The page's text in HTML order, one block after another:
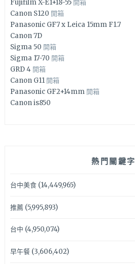
Fujifilm X-E1+18-55 開箱
Canon S120 開箱
Panasonic GF7 x Leica 15mm F1.7
Canon 7D
Sigma 50 開箱
Sigma 17-70 開箱
GRD 4 開箱
Canon G11 開箱
Panasonic GF2+14mm 開箱
Canon is850
熱門關鍵字
台中美食(14,449,965)
推薦(5,995,893)
台中 (4,950,074)
早午餐(3,606,402)